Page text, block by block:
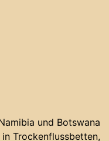
und Botswana
Trockenflussbetten,